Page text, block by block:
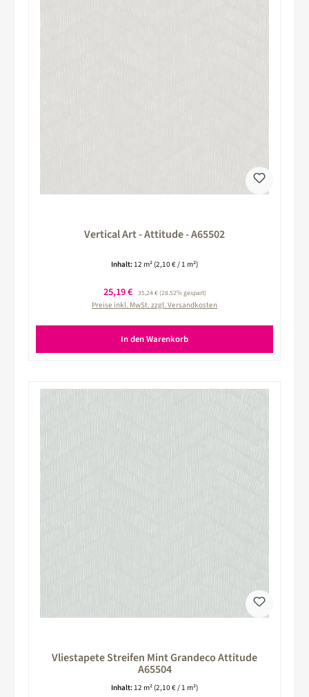
Vertical Art - Attitude - A65502
Inhalt: 12 m² (2,10 € / 1 m²)
Verkaufspreis:
25,19 € Regulärer Preis:
35,24 €(28.52% gespart)
Preise inkl. MwSt. zzgl. Versandkosten
In den Warenkorb
Vliestapete Streifen Mint Grandeco Attitude
A65504
Inhalt: 12 m² (2,10 € / 1 m²)